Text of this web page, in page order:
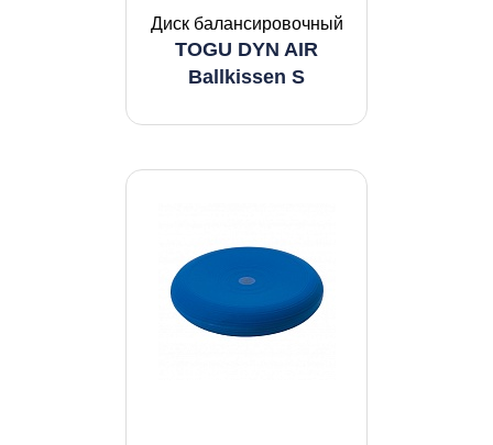
Диск балансировочный
TOGU DYN AIR
Ballkissen S